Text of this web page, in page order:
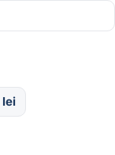
lei